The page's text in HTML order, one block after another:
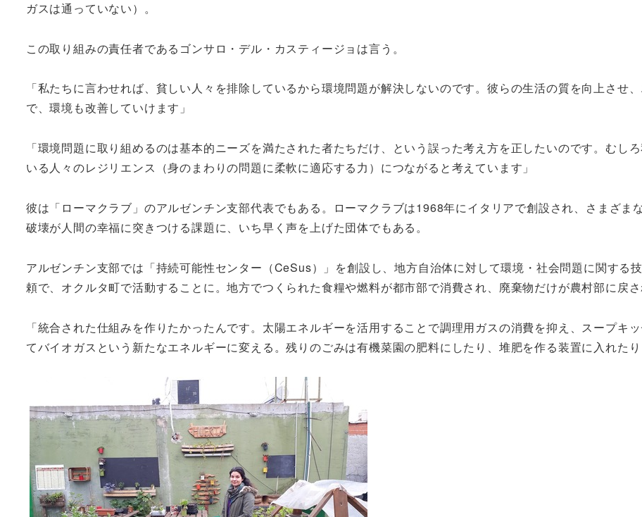
ガスは通っていない）。
この取り組みの責任者であるゴンサロ・デル・カスティージョは言う。
「私たちに言わせれば、貧しい人々を排除しているから環境問題が解決しないのです。彼らの生活の質を向上させ
で、環境も改善していけます」
「環境問題に取り組めるのは基本的ニーズを満たされた者たちだけ、という誤った考え方を正したいのです。むし
いる人々のレジリエンス（身のまわりの問題に柔軟に適応する力）につながると考えています」
彼は「ローマクラブ」のアルゼンチン支部代表でもある。ローマクラブは1968年にイタリアで創設され、さまざ
破壊が人間の幸福に突きつける課題に、いち早く声を上げた団体でもある。
アルゼンチン支部では「持続可能性センター（CeSus）」を創設し、地方自治体に対して環境・社会問題に関する
頼で、オクルタ町で活動することに。地方でつくられた食糧や燃料が都市部で消費され、廃棄物だけが農村部に戻
「統合された仕組みを作りたかったんです。太陽エネルギーを活用することで調理用ガスの消費を抑え、スープキ
てバイオガスという新たなエネルギーに変える。残りのごみは有機菜園の肥料にしたり、堆肥を作る装置に入れた